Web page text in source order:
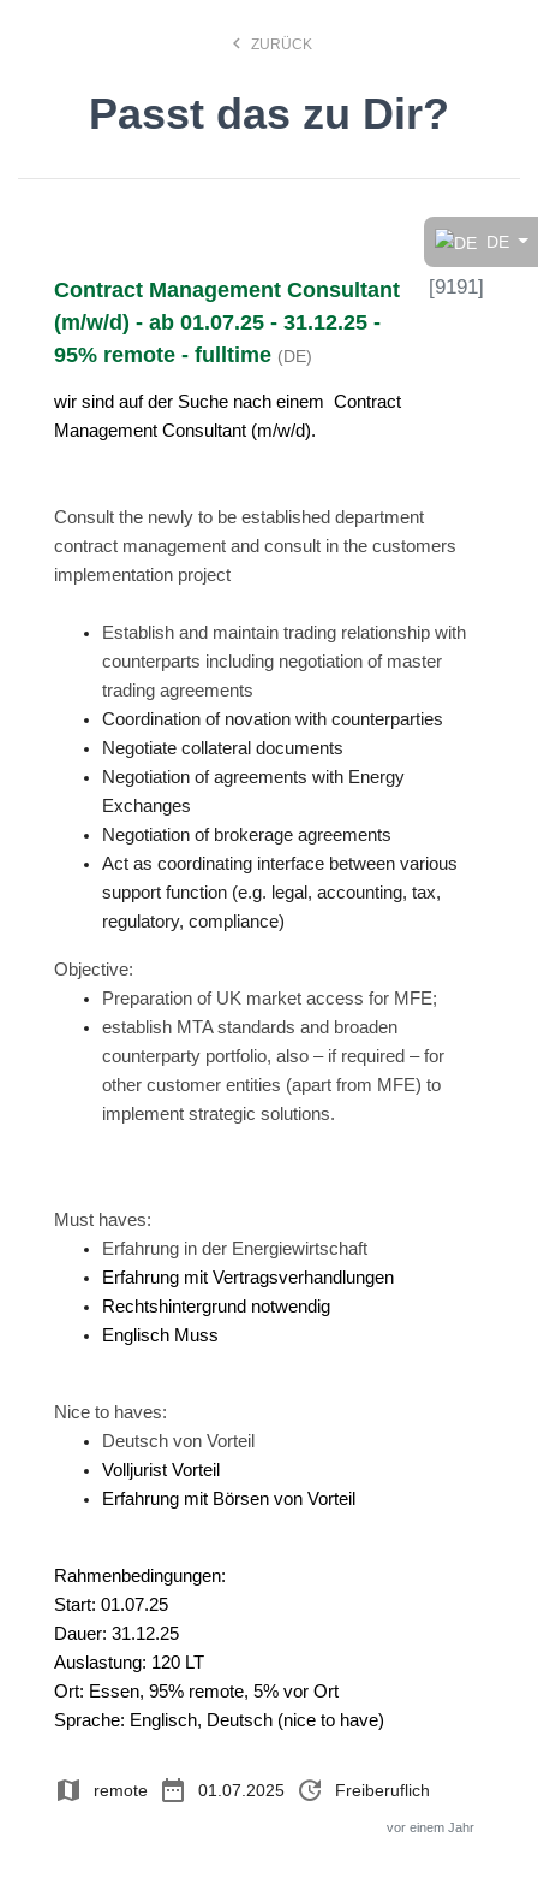
DE
Finde den Job, der Dir
search
keyboard_arrow_left ZURÜCK
Passt das zu Dir?
Contract Management Consultant
(m/w/d) - ab 01.07.25 - 31.12.25 -
95% remote - fulltime (DE)
[9191]
wir sind auf der Suche nach einem Contract
Management Consultant (m/w/d).
Consult the newly to be established department
contract management and consult in the customers
implementation project
Establish and maintain trading relationship with
counterparts including negotiation of master
trading agreements
Coordination of novation with counterparties
Negotiate collateral documents
Negotiation of agreements with Energy
Exchanges
Negotiation of brokerage agreements
Act as coordinating interface between various
support function (e.g. legal, accounting, tax,
regulatory, compliance)
Objective:
Preparation of UK market access for MFE;
establish MTA standards and broaden
counterparty portfolio, also – if required – for
other customer entities (apart from MFE) to
implement strategic solutions.
Must haves:
Erfahrung in der Energiewirtschaft
Erfahrung mit Vertragsverhandlungen
Rechtshintergrund notwendig
Englisch Muss
Nice to haves:
Deutsch von Vorteil
Volljurist Vorteil
Erfahrung mit Börsen von Vorteil
Rahmenbedingungen:
Start: 01.07.25
Dauer: 31.12.25
Auslastung: 120 LT
Ort: Essen, 95% remote, 5% vor Ort
Sprache: Englisch, Deutsch (nice to have)
map remote date_range 01.07.2025 update Freiberuflich
vor einem Jahr